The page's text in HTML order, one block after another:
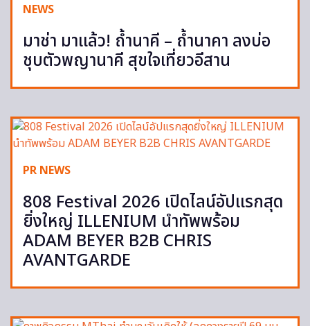
NEWS
มาช่า มาแล้ว! ถ้ำนาคี – ถ้ำนาคา ลงบ่อ
ชุบตัวพญานาคี สุขใจเที่ยวอีสาน
PR NEWS
808 Festival 2026 เปิดไลน์อัปแรกสุด
ยิ่งใหญ่ ILLENIUM นำทัพพร้อม
ADAM BEYER B2B CHRIS
AVANTGARDE